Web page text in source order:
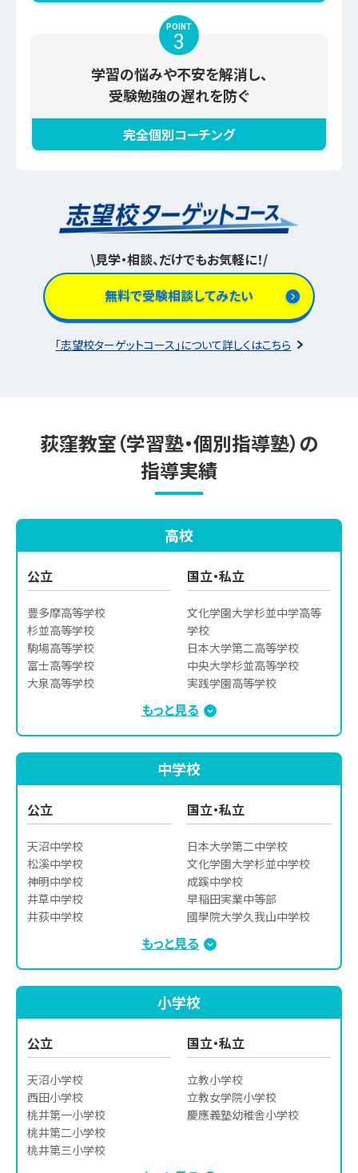
POINT
3
学習の悩みや不安を解消し、
受験勉強の遅れを防ぐ
完全個別コーチング
見学・相談、だけでもお気軽に！
\
/
無料で受験相談してみたい
「志望校ターゲットコース」について詳しくはこちら
荻窪教室（学習塾・個別指導塾）の
指導実績
高校
公立
豊多摩高等学校
杉並高等学校
駒場高等学校
富士高等学校
大泉高等学校
武蔵丘高等学校
鷺宮高等学校
国立・私立
文化学園大学杉並中学高等
学校
日本大学第二高等学校
中央大学杉並高等学校
実践学園高等学校
杉並学院高等学校
東京立正高等学校
光塩女子学院高等科
日本大学櫻丘高等学校
日本大学鶴ヶ丘高等学校
佼成学園高等学校
獨協高等学校
三輪田学園高等学校
明治学院高等学校
もっと見る
中学校
公立
天沼中学校
松溪中学校
神明中学校
井草中学校
井荻中学校
和田中学校
中瀬中学校
東原中学校
富士高等学校附属中学校
国立・私立
日本大学第二中学校
文化学園大学杉並中学校
成蹊中学校
早稲田実業中等部
國學院大学久我山中学校
佼成学園中学校
大妻中野中学校
吉祥女子中学校
富士見中学校
暁星中学校
大妻中学校
山脇学園中学校
東京電機大中学校
慶應義塾中等部
共立女子中学校
東京農業大学第一中学校
もっと見る
小学校
公立
天沼小学校
西田小学校
桃井第一小学校
桃井第二小学校
桃井第三小学校
国立・私立
立教小学校
立教女学院小学校
慶應義塾幼稚舎小学校